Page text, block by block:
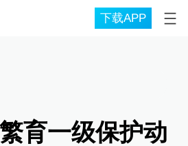
下载APP
育一级保护动